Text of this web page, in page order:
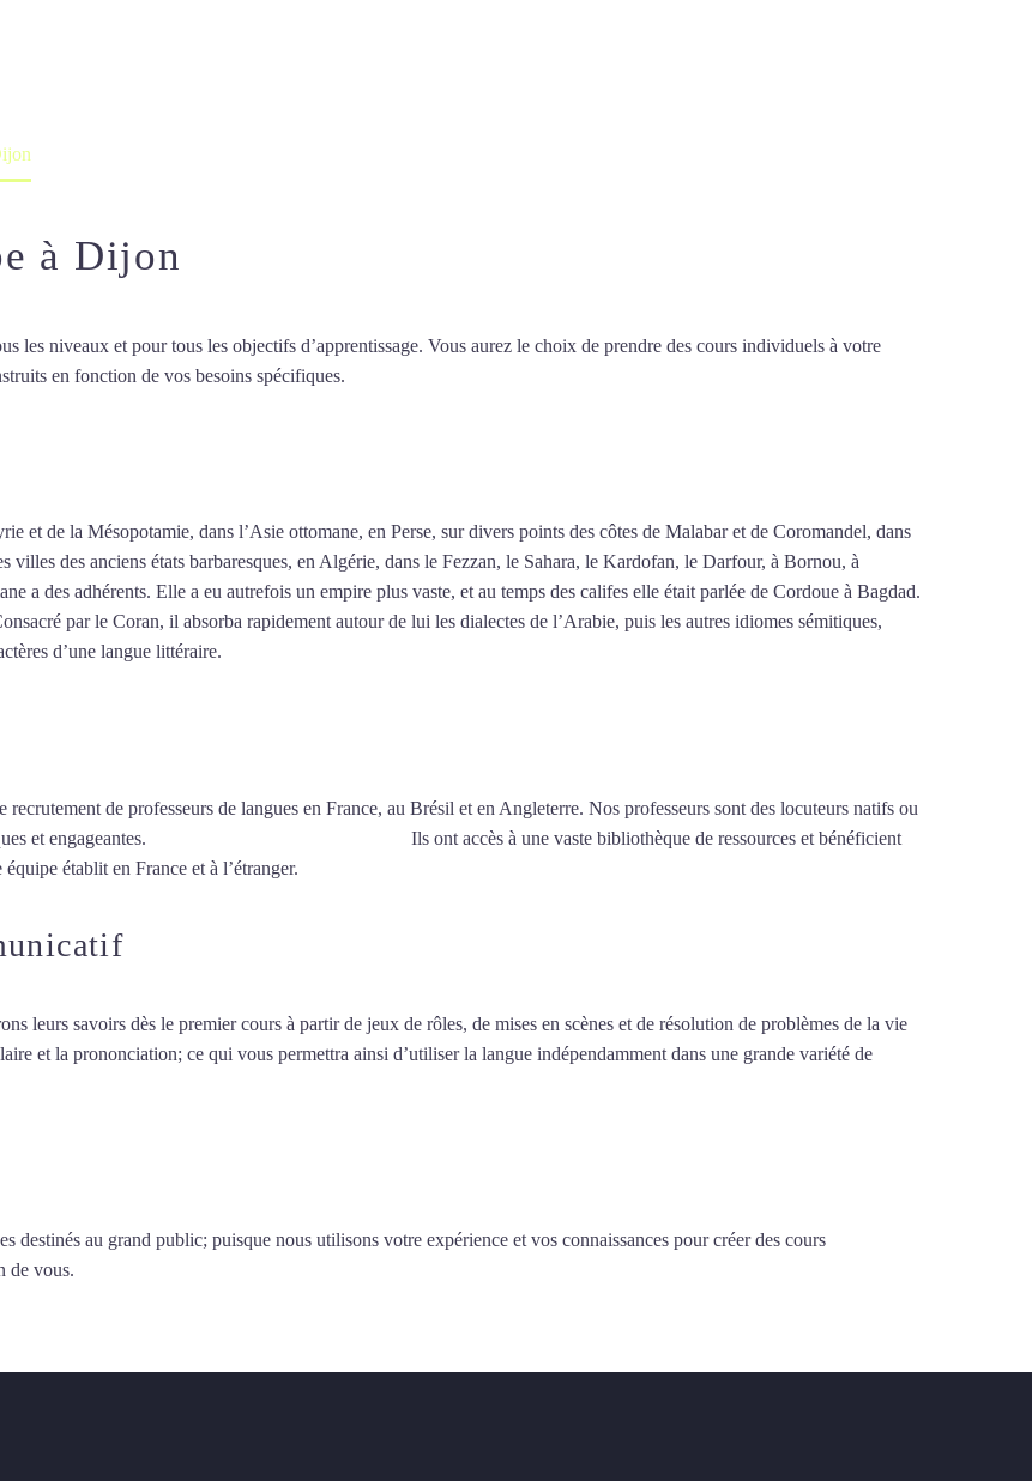
à Dijon
les niveaux et pour tous les objectifs d’apprentissage. Vous aurez le choix de prendre des cours individuels à votre
en fonction de vos besoins spécifiques.
et de la Mésopotamie, dans l’Asie ottomane, en Perse, sur divers points des côtes de Malabar et de Coromandel, dans
villes des anciens états barbaresques, en Algérie, dans le Fezzan, le Sahara, le Kardofan, le Darfour, à Bornou, à
a des adhérents. Elle a eu autrefois un empire plus vaste, et au temps des califes elle était parlée de Cordoue à Bagdad.
par le Coran, il absorba rapidement autour de lui les dialectes de l’Arabie, puis les autres idiomes sémitiques,
d’une langue littéraire.
recrutement de professeurs de langues en France, au Brésil et en Angleterre. Nos professeurs sont des locuteurs natifs ou
et engageantes.
Ils ont accès à une vaste bibliothèque de ressources et bénéficient
établit en France et à l’étranger.
leurs savoirs dès le premier cours à partir de jeux de rôles, de mises en scènes et de résolution de problèmes de la vie
et la prononciation; ce qui vous permettra ainsi d’utiliser la langue indépendamment dans une grande variété de
destinés au grand public; puisque nous utilisons votre expérience et vos connaissances pour créer des cours
de vous.